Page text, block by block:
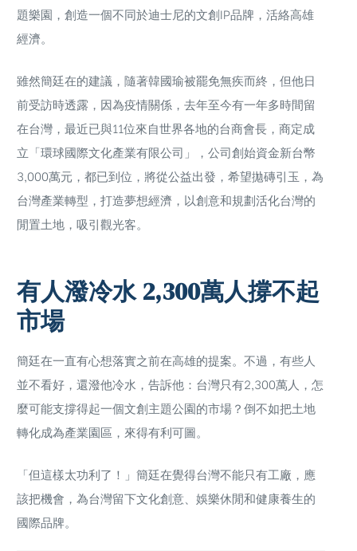
題樂園，創造一個不同於迪士尼的文創IP品牌，活絡高雄
經濟。
雖然簡廷在的建議，隨著韓國瑜被罷免無疾而終，但他日
前受訪時透露，因為疫情關係，去年至今有一年多時間留
在台灣，最近已與11位來自世界各地的台商會長，商定成
立「環球國際文化產業有限公司」，公司創始資金新台幣
3,000萬元，都已到位，將從公益出發，希望拋磚引玉，為
台灣產業轉型，打造夢想經濟，以創意和規劃活化台灣的
閒置土地，吸引觀光客。
有人潑冷水 2,300萬人撐不起
市場
簡廷在一直有心想落實之前在高雄的提案。不過，有些人
並不看好，還潑他冷水，告訴他：台灣只有2,300萬人，怎
麼可能支撐得起一個文創主題公園的市場？倒不如把土地
轉化成為產業園區，來得有利可圖。
「但這樣太功利了！」簡廷在覺得台灣不能只有工廠，應
該把機會，為台灣留下文化創意、娛樂休閒和健康養生的
國際品牌。